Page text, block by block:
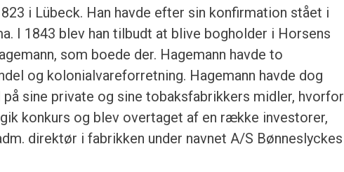
i Lübeck. Han havde efter sin konfirmation stået i
I 1843 blev han tilbudt at blive bogholder i Horsens
som boede der. Hagemann havde to
og kolonialvareforretning. Hagemann havde dog
sine private og sine tobaksfabrikkers midler, hvorfor
konkurs og blev overtaget af en række investorer,
direktør i fabrikken under navnet A/S Bønneslyckes